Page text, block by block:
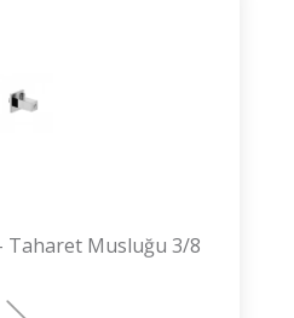
Taharet Musluğu 3/8